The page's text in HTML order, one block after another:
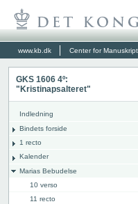
www.kb.dk Center for
GKS 1606 4º:
"Kristinapsalteret"
Indledning
Bindets forside
1 recto
Kalender
Marias Bebudelse
10 verso
11 recto